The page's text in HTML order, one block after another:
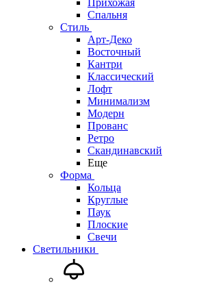
Прихожая
Спальня
Стиль
Арт-Деко
Восточный
Кантри
Классический
Лофт
Минимализм
Модерн
Прованс
Ретро
Скандинавский
Еще
Форма
Кольца
Круглые
Паук
Плоские
Свечи
Светильники